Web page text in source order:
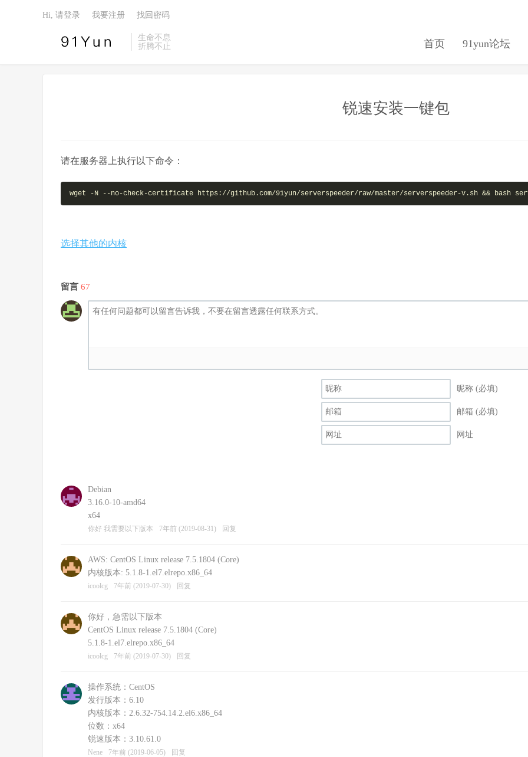
生命不息
折腾不止
首页 91yun论坛
Hi, 请登录 我要注册 找回密码
锐速安装一键包
请在服务器上执行以下命令：
wget -N --no-check-certificate https://github.com/91yun/serverspeeder/raw/master/serverspeeder-v.sh && bash
选择其他的内核
留言 67
昵称 (必填)
邮箱 (必填)
网址
Debian
3.16.0-10-amd64
x64
你好 我需要以下版本 7年前 (2019-08-31) 回复
AWS: CentOS Linux release 7.5.1804 (Core)
内核版本: 5.1.8-1.el7.elrepo.x86_64
icoolcg 7年前 (2019-07-30) 回复
你好，急需以下版本
CentOS Linux release 7.5.1804 (Core)
5.1.8-1.el7.elrepo.x86_64
icoolcg 7年前 (2019-07-30) 回复
操作系统：CentOS
发行版本：6.10
内核版本：2.6.32-754.14.2.el6.x86_64
位数：x64
锐速版本：3.10.61.0
Nene 7年前 (2019-06-05) 回复